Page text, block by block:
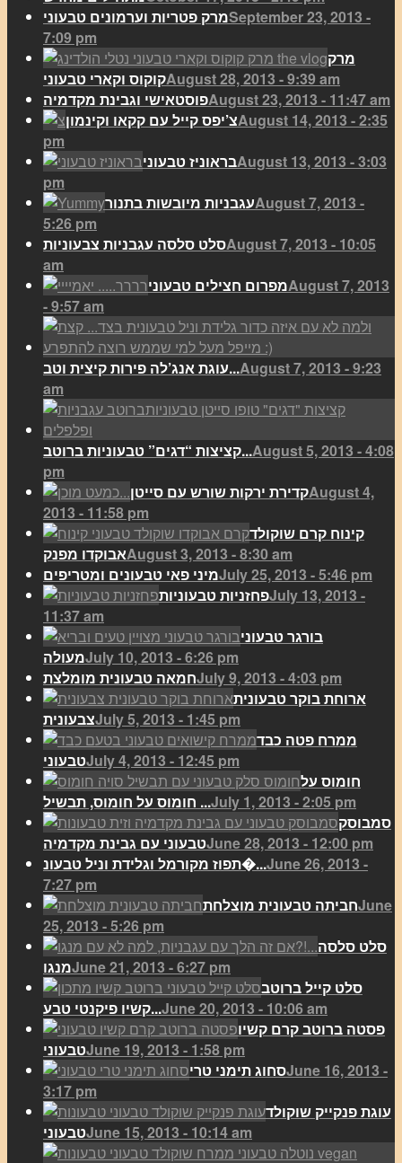
מרק פטריות וערמונים טבעוניSeptember 23, 2013 -
7:09 pm
מרק
קוקוס וקארי טבעוניAugust 28, 2013 - 9:39 am
פוסטאישי וגבינת מקדמיהAugust 23, 2013 - 11:47 am
צ’יפס קייל עם קקאו וקינמוןAugust 14, 2013 - 2:35
pm
בראוניז טבעוניAugust 13, 2013 - 3:03
pm
עגבניות מיובשות בתנורAugust 7, 2013 -
5:26 pm
סלט סלסה עגבניות צבעוניותAugust 7, 2013 - 10:05
am
מפרום חצילים טבעוניAugust 7, 2013
- 9:57 am
עוגת אנג’לה פירות קיצית וטב...August 7, 2013 - 9:23
am
קציצות “דגים” טבעוניות ברוטב...August 5, 2013 - 4:08
pm
קדירת ירקות שורש עם סייטןAugust 4,
2013 - 11:58 pm
קינוח קרם שוקולד
אבוקדו מפנקAugust 3, 2013 - 8:30 am
מיני פאי טבעונים ומטריפיםJuly 25, 2013 - 5:46 pm
פחזניות טבעוניותJuly 13, 2013 -
11:37 am
בורגר טבעוני
מעולהJuly 10, 2013 - 6:26 pm
חמאה טבעונית מומלצתJuly 9, 2013 - 4:03 pm
ארוחת בוקר טבעונית
צבעוניתJuly 5, 2013 - 1:45 pm
ממרח פטה כבד
טבעוניJuly 4, 2013 - 12:45 pm
חומוס על
חומוס על חומוס, תבשיל ...July 1, 2013 - 2:05 pm
סמבוסק
טבעוני עם גבינת מקדמיהJune 28, 2013 - 12:00 pm
תפוז מקורמל וגלידת וניל טבעונ�...June 26, 2013 -
7:27 pm
חביתה טבעונית מוצלחתJune
25, 2013 - 5:26 pm
סלט סלסה
מנגוJune 21, 2013 - 6:27 pm
סלט קייל ברוטב
קשיו פיקנטי טבע...June 20, 2013 - 10:06 am
פסטה ברוטב קרם קשיו
טבעוניJune 19, 2013 - 1:58 pm
סחוג תימני טריJune 16, 2013 -
3:17 pm
עוגת פנקייק שוקולד
טבעוניJune 15, 2013 - 10:14 am